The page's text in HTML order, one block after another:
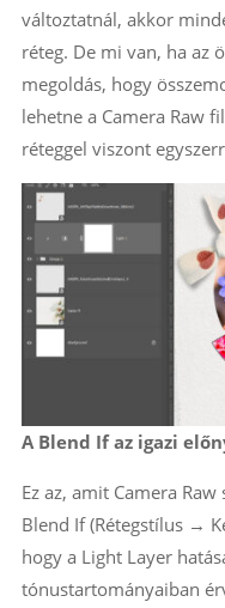
változtatnál, akkor
réteg. De mi van, ha az
megoldás, hogy
lehetne a Camera Raw
réteggel viszont
A Blend If az igazi
Ez az, amit Camera
Blend If (Rétegstílus →
hogy a Light Layer
tónustartományaiban